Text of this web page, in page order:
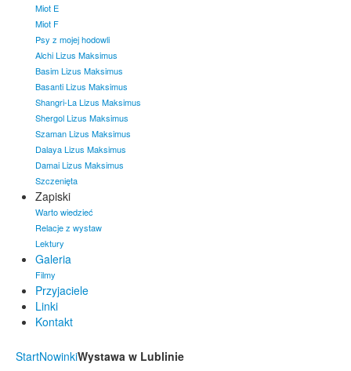
Miot E
Miot F
Psy z mojej hodowli
Alchi Lizus Maksimus
Basim Lizus Maksimus
Basanti Lizus Maksimus
Shangri-La Lizus Maksimus
Shergol Lizus Maksimus
Szaman Lizus Maksimus
Dalaya Lizus Maksimus
Damai Lizus Maksimus
Szczenięta
Zapiski
Warto wiedzieć
Relacje z wystaw
Lektury
Galeria
Filmy
Przyjaciele
Linki
Kontakt
StartNowinkiWystawa w Lublinie